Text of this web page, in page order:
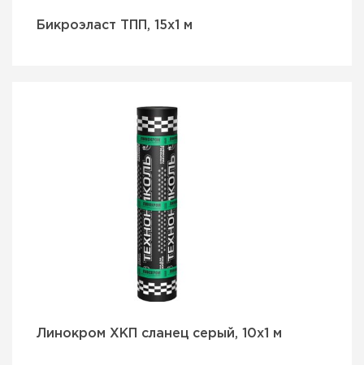
Бикроэласт ТПП, 15х1 м
Линокром ХКП сланец серый, 10х1 м